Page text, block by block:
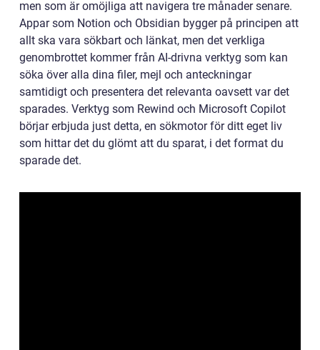
men som är omöjliga att navigera tre månader senare.
Appar som Notion och Obsidian bygger på principen att
allt ska vara sökbart och länkat, men det verkliga
genombrottet kommer från AI-drivna verktyg som kan
söka över alla dina filer, mejl och anteckningar
samtidigt och presentera det relevanta oavsett var det
sparades. Verktyg som Rewind och Microsoft Copilot
börjar erbjuda just detta, en sökmotor för ditt eget liv
som hittar det du glömt att du sparat, i det format du
sparade det.